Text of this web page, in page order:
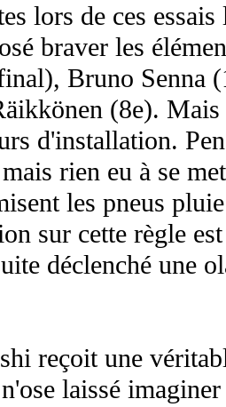
lors de ces
braver les
Bruno Senna
(8e). Mais
d'installation.
rien eu à se
les pneus
sur cette règle
déclenché une
reçoit une
laissé